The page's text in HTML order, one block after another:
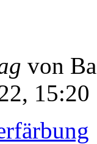
von
15:20